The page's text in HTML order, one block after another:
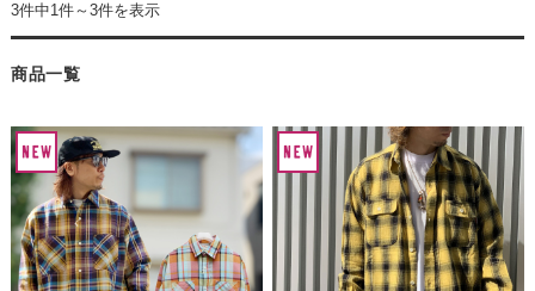
3件中1件～3件を表示
商品一覧